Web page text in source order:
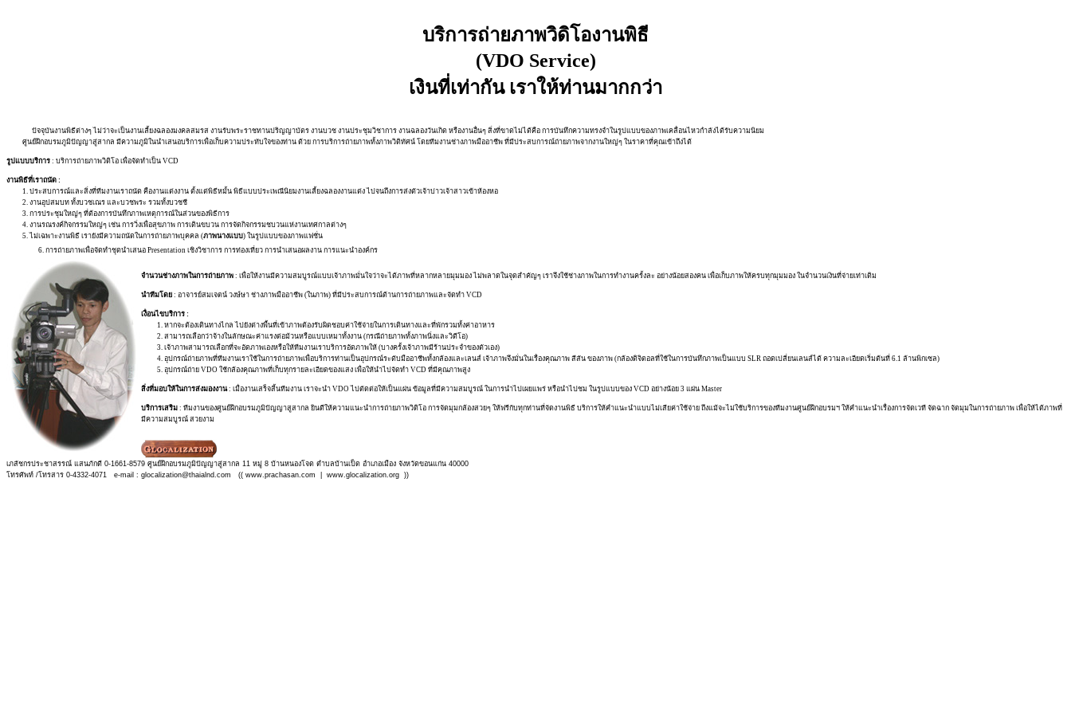
บริการถ่ายภาพวิดิโองานพิธี
(VDO Service)
เงินที่เท่ากัน เราให้ท่านมากกว่า
ปัจจุบันงานพิธีต่างๆ ไม่ว่าจะเป็นงานเลี้ยงฉลองมงคลสมรส งานรับพระราชทานปริญญาบัตร งานบวช งานประชุมวิชาการ งานฉลองวันเกิด หรืองานอื่นๆ สิ่งที่ขาดไม่ได้คือ การบันทึกความทรงจำในรูปแบบของภาพเคลื่อนไหวกำลังได้รับความนิยม
ศูนย์ฝึกอบรมภูมิปัญญาสู่สากล มีความภูมิในนำเสนอบริการเพื่อเก็บความประทับใจของท่าน ด้วย การบริการถ่ายภาพทั้งภาพวิดิทัศน์ โดยทีมงานช่างภาพมืออาชีพ ที่มีประสบการณ์ถ่ายภาพจากงานใหญ่ๆ ในราคาที่คุณเข้าถึงได้
รูปแบบบริการ : บริการถ่ายภาพวิดิโอ เพื่อจัดทำเป็น VCD
งานพิธีที่เราถนัด :
1. ประสบการณ์และสิ่งที่ทีมงานเราถนัด คืองานแต่งงาน ตั้งแต่พิธีหมั้น พิธีแบบประเพณีนิยมงานเลี้ยงฉลองงานแต่ง ไปจนถึงการส่งตัวเจ้าบ่าวเจ้าสาวเข้าห้องหอ
2. งานอุปสมบท ทั้งบวชเณร และบวชพระ รวมทั้งบวชชี
3. การประชุมใหญ่ๆ ที่ต้องการบันทึกภาพเหตุการณ์ในส่วนของพิธีการ
4. งานรณรงค์กิจกรรมใหญ่ๆ เช่น การวิ่งเพื่อสุขภาพ การเดินขบวน การจัดกิจกรรมชบวนแห่งานเทศกาลต่างๆ
5. ไม่เฉพาะงานพิธี เรายังมีความถนัดในการถ่ายภาพบุคคล (ภาพนางแบบ) ในรูปแบบของภาพแฟชั่น
6. การถ่ายภาพเพื่อจัดทำชุดนำเสนอ Presentation เชิงวิชาการ การท่องเที่ยว การนำเสนอผลงาน การแนะนำองค์กร
จำนวนช่างภาพในการถ่ายภาพ : เพื่อให้งานมีความสมบูรณ์แบบเจ้าภาพมั่นใจว่าจะได้ภาพที่หลากหลายมุมมอง ไม่พลาดในจุดสำคัญๆ เราจึงใช้ช่างภาพในการทำงานครั้งละ อย่างน้อยสองคน เพื่อเก็บภาพให้ครบทุกมุมมอง ในจำนวนเงินที่จ่ายเท่าเดิม
นำทีมโดย : อาจารย์สมเจตน์ วงษ์ษา ช่างภาพมืออาชีพ (ในภาพ) ที่มีประสบการณ์ด้านการถ่ายภาพและจัดทำ VCD
เงื่อนไขบริการ :
1. หากจะต้องเดินทางไกล ไปยังต่างพื้นที่เข้าภาพต้องรับผิดชอบค่าใช้จ่ายในการเดินทางและที่พักรวมทั้งค่าอาหาร
2. สามารถเลือกว่าจ้างในลักษณะค่าแรงต่อม้วนหรือแบบเหมาทั้งงาน (กรณีถ่ายภาพทั้งภาพนิ่งและวิดีโอ)
3. เจ้าภาพสามารถเลือกที่จะอัดภาพเองหรือให้ทีมงานเราบริการอัดภาพให้ (บางครั้งเจ้าภาพมีร้านประจำของตัวเอง)
4. อุปกรณ์ถ่ายภาพที่ทีมงานเราใช้ในการถ่ายภาพเพื่อบริการท่านเป็นอุปกรณ์ระดับมืออาชีพทั้งกล้องและเลนส์ เจ้าภาพจึงมั่นในเรื่องคุณภาพ สีสัน ของภาพ (กล้องดิจิตอลที่ใช้ในการบันทึกภาพเป็นแบบ SLR ถอดเปลี่ยนเลนส์ได้ ความละเอียดเริ่มต้นที่ 6.1 ล้านพิกเซล)
5. อุปกรณ์ถ่าย VDO ใช้กล้องคุณภาพที่เก็บทุกรายละเอียดของแสง เพื่อให้นำไปจัดทำ VCD ที่มีคุณภาพสูง
สิ่งที่มอบให้ในการส่งมองงาน: เมื่องานเสร็จสิ้นทีมงาน เราจะนำ VDO ไปตัดต่อให้เป็นแผ่น ข้อมูลที่มีความสมบูรณ์ ในการนำไปเผยแพร่ หรือนำไปชม ในรูปแบบของ VCD อย่างน้อย 3 แผ่น Master
บริการเสริม : ทีมงานของศูนย์ฝึกอบรมภูมิปัญญาสูสากล ยินดีให้ความแนะนำการถ่ายภาพวิดิโอ การจัดมุมกล้องสวยๆ ให้ฟรีกับทุกท่านที่จัดงานพิธี บริการให้คำแนะนำแบบไม่เสียค่าใช้จ่าย ถึงแม้จะไม่ใช้บริการของทีมงานศูนย์ฝึกอบรมฯ ให้คำแนะนำเรื่องการจัดเวที จัดฉาก จัดมุมในการถ่ายภาพ เพื่อให้ได้ภาพที่
มีความสมบูรณ์ สวยงาม
เภสัชกรประชาสรรณ์ แสนภักดี 0-1661-8579 ศูนย์ฝึกอบรมภูมิปัญญาสู่สากล 11 หมู่ 8 บ้านหนองโจด ตำบลบ้านเป็ด อำเภอเมือง จังหวัดขอนแก่น 40000
โทรศัพท์ /โทรสาร 0-4332-4071 e-mail : glocalization@thaialnd.com (( www.prachasan.com | www.glocalization.org ))